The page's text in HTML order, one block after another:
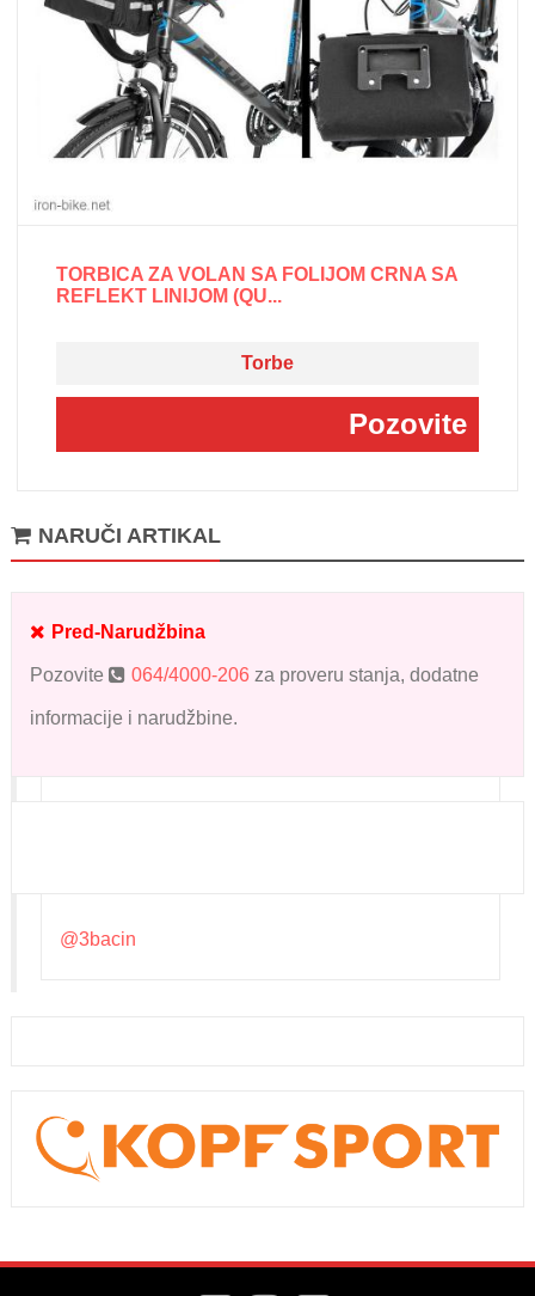
TORBICA ZA VOLAN SA FOLIJOM CRNA SA
REFLEKT LINIJOM (QU...
Torbe
Pozovite
NARUČI ARTIKAL
Pred-Narudžbina
Pozovite 064/4000-206 za proveru stanja, dodatne
informacije i narudžbine.
@3bacin